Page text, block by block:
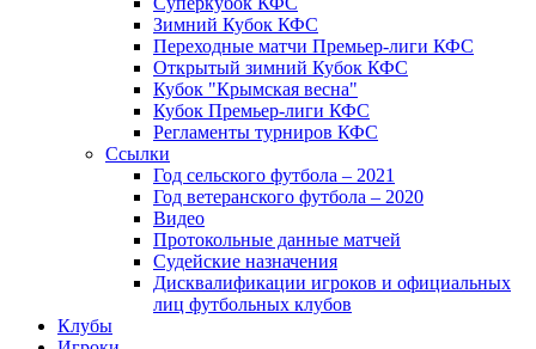
Зимний Кубок КФС
Переходные матчи Премьер-лиги КФС
Открытый зимний Кубок КФС
Кубок "Крымская весна"
Кубок Премьер-лиги КФС
Регламенты турниров КФС
Ссылки
Год сельского футбола – 2021
Год ветеранского футбола – 2020
Видео
Протокольные данные матчей
Судейские назначения
Дисквалификации игроков и официальных
лиц футбольных клубов
Клубы